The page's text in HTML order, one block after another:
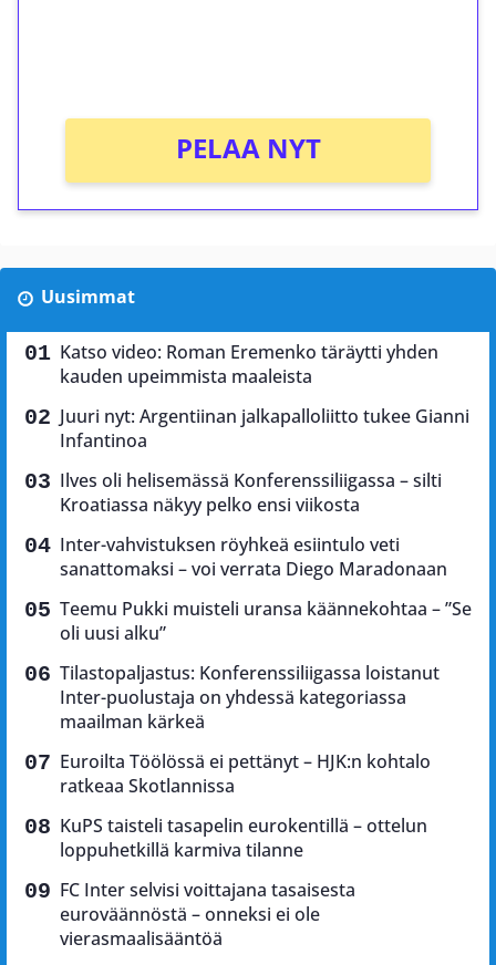
PELAA NYT
Uusimmat
Katso video: Roman Eremenko täräytti yhden
kauden upeimmista maaleista
Juuri nyt: Argentiinan jalkapalloliitto tukee Gianni
Infantinoa
Ilves oli helisemässä Konferenssiliigassa – silti
Kroatiassa näkyy pelko ensi viikosta
Inter-vahvistuksen röyhkeä esiintulo veti
sanattomaksi – voi verrata Diego Maradonaan
Teemu Pukki muisteli uransa käännekohtaa – ”Se
oli uusi alku”
Tilastopaljastus: Konferenssiliigassa loistanut
Inter-puolustaja on yhdessä kategoriassa
maailman kärkeä
Euroilta Töölössä ei pettänyt – HJK:n kohtalo
ratkeaa Skotlannissa
KuPS taisteli tasapelin eurokentillä – ottelun
loppuhetkillä karmiva tilanne
FC Inter selvisi voittajana tasaisesta
euroväännöstä – onneksi ei ole
vierasmaalisääntöä